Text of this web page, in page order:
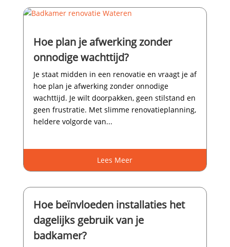
Hoe plan je afwerking zonder
onnodige wachttijd?
Je staat midden in een renovatie en vraagt je af
hoe plan je afwerking zonder onnodige
wachttijd.​ Je wilt doorpakken, geen stilstand en
geen frustratie.​ Met slimme renovatieplanning,
heldere volgorde van...
Lees Meer
Hoe beïnvloeden installaties het
dagelijks gebruik van je
badkamer?